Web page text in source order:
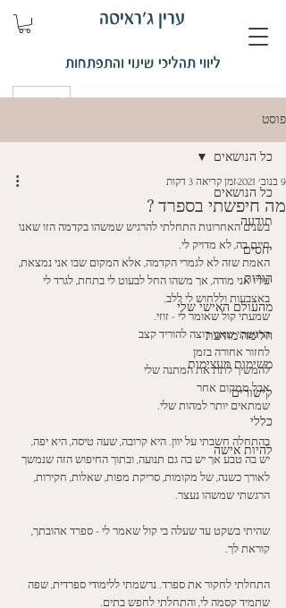
ערין ג'ראיסה
ליווי תהליכי שינוי והתפתחות
פוסט
כל הנושאים
תודעה
יחסים
הורות
מהעולם האישי שלי
חלימה מודעת
משימות מעצימות
קישורים
כללי
להיות אישה
כל הנושאים
מה חיפשתי בספרד ?
9 בנוב׳ 2021 זמן קריאה 3 דקות
בשנים האחרונות התחלתי להרגיש שמשהו בקדמה הזו שאנו
חיים בה, לא מדויק לי.
האמת שזה לא לגמרי הקדמה, אלא המקום שבו אני נמצאת,
עליו אני מודה, אך משהו החל לבעוט לי בתחת, לגרד לי
באצבעות וללחוש לי ללב.
שמעתי קול שאומר לי - זוזי.
הרגשתי שאני רוצה להוריד קצב
לחזור אחורה בזמן
להמשיך לתת את המתנה שלי
אבל ממקום אחר
שמתאים יותר למהות שלי.
בהתחלה חשבתי על יוון. היא קרובה, שעה טיסה, היא יפה,
יש בה טבע אך יש בה גם תנועה, ובתוך החיפוש הזה שנמשך
לאורך כשנה, של מקומות, סריקת מפות, שאלות, חקירות,
הרגשתי שמשהו נעצר.
שהיתי בשקט עד שעלה בי קול שאמר לי - ספרד אהובתך,
קוראת לך.
התחלתי לחקור את ספרד. נרשמתי ללימודי ספרדית, שפה
שתמיד קסמה לי, והתחלתי לחפש בתים.